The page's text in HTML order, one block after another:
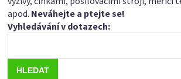
apod. Neváhejte a ptejte se!
Vyhledávání v dotazech: